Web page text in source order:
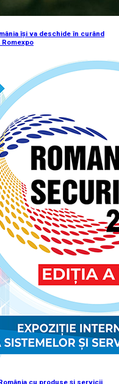
își va deschide în curând
cu produse şi servicii